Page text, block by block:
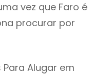
vez que Faro é
procurar por
Alugar em